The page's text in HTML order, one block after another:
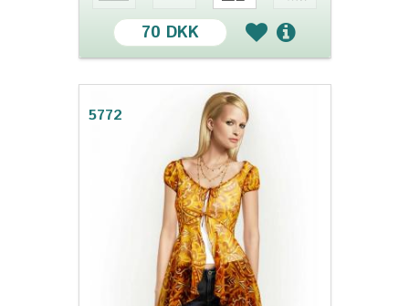
70 DKK
5772